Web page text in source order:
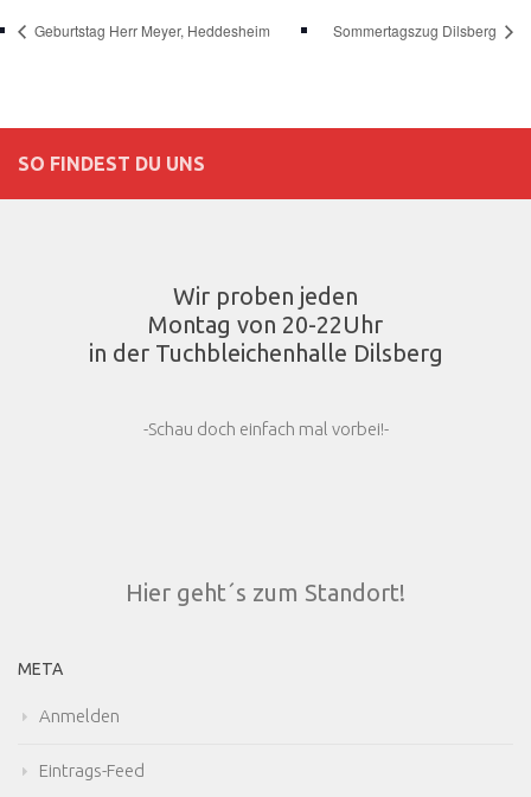
Geburtstag Herr Meyer, Heddesheim Sommertagszug Dilsberg
SO FINDEST DU UNS
Wir proben jeden
Montag von 20-22Uhr
in der Tuchbleichenhalle Dilsberg
-Schau doch einfach mal vorbei!-
Hier geht´s zum Standort!
META
Anmelden
Eintrags-Feed